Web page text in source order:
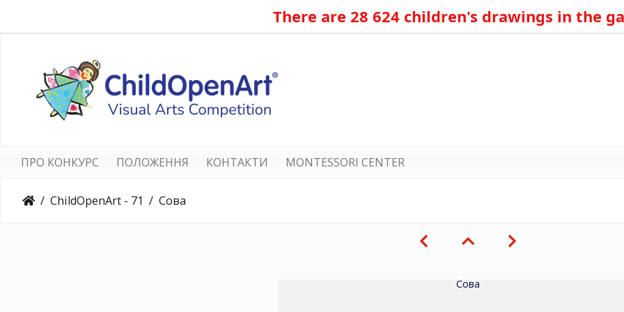
There are 28 624 children's drawings in the
ПРО КОНКУРС ПОЛОЖЕННЯ КОНТАКТИ MONTESSORI CENTER
ChildOpenArt - 71 Сова
Сова